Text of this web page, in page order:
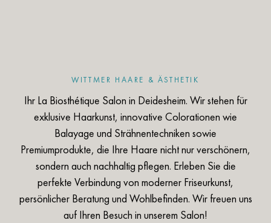
06326 1400
E-Mail-Adresse für Bewerbungen:
info@haarstudio-wittmer.de
INHABER · FRISEURMEISTER
Florian Wittmer
Telefonnummer für Rückfragen:
06326 1400
E-Mail-Adresse für Bewerbungen:
info@haarstudio-wittmer.de
WITTMER HAARE & ÄSTHETIK
Ihr La Biosthétique Salon in Deidesheim. Wir stehen für
exklusive Haarkunst, innovative Colorationen wie
Balayage und Strähnentechniken sowie
Premiumprodukte, die Ihre Haare nicht nur verschönern,
sondern auch nachhaltig pflegen. Erleben Sie die
perfekte Verbindung von moderner Friseurkunst,
persönlicher Beratung und Wohlbefinden. Wir freuen uns
auf Ihren Besuch in unserem Salon!